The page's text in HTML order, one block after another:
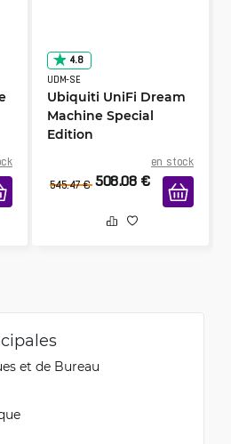
4.8
UDM-SE
Ubiquiti UniFi Dream
Machine Special
Edition
en stock
545.47 € 508.08 €
et de Bureau